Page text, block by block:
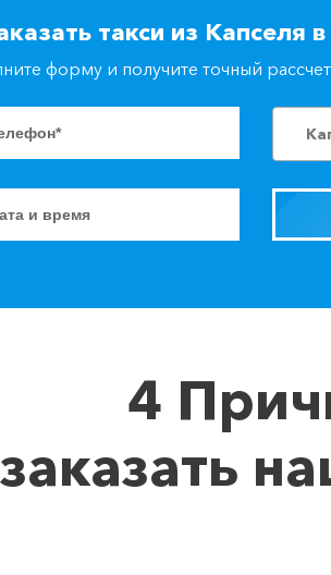
такси из
форму и получите точный
4
заказать